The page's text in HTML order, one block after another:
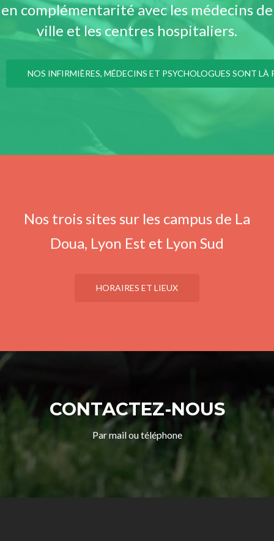
en complémentarité avec les médecins de
ville et les centres hospitaliers.
NOS INFIRMIÈRES, MÉDECINS ET PSYCHOLOGUES SONT
Nos trois sites sur les campus de La
Doua, Lyon Est et Lyon Sud
HORAIRES ET LIEUX
CONTACTEZ-NOUS
Par mail ou téléphone